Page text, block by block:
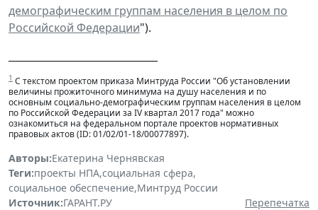
демографическим группам населения в целом по
Российской Федерации").
1 С текстом проектом приказа Минтруда России "Об установлении
величины прожиточного минимума на душу населения и по
основным социально-демографическим группам населения в целом
по Российской Федерации за IV квартал 2017 года" можно
ознакомиться на федеральном портале проектов нормативных
правовых актов (ID: 01/02/01-18/00077897).
Авторы:Екатерина Чернявская
Теги:проекты НПА,социальная сфера,
социальное обеспечение,Минтруд России
Источник:ГАРАНТ.РУ
Перепечатка